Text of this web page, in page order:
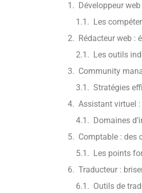
Développeur
Les
Rédacteur web :
Les outils
Community
Stratégies
Assistant virtuel
Domaines
Comptable : des
Les points
Traducteur :
Outils de